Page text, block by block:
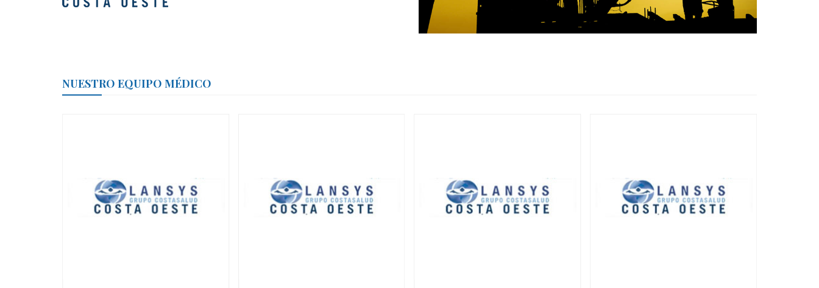
NUESTRO EQUIPO MÉDICO